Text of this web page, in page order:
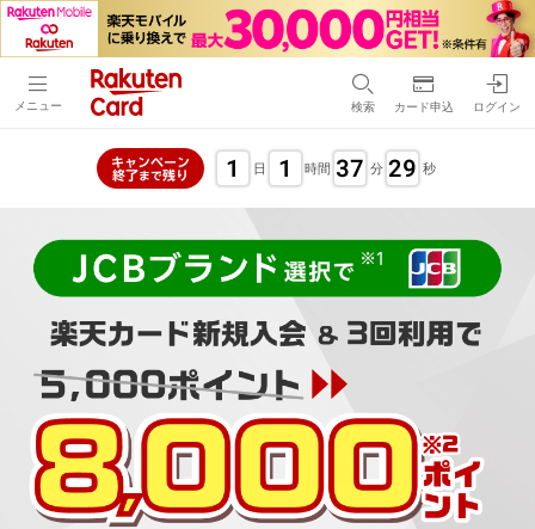
メニュー 検索 カード申込 ログイン
キャンペーン
終了まで残り 1 日 1 時間 37 分 28 秒